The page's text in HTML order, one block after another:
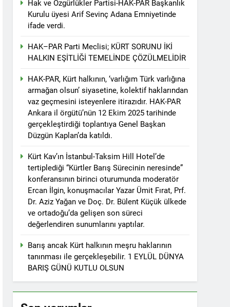
2025’te Hewler’de KDP ALAKAD ile
ASLA VAZ GEÇMEYECEKTİR.’
geçmedi
Kurd li dora polîtîkayên neteweyî
ETRAFINDA KENETLENMELİ
Partisi (PWK)’nin ortaklaşa Van da
MECLİSİ ÜYELERİ İLE GÖRÜŞTÜ
Hak ve Ozgürlükler Partisi-HAK-PAR Başkanlık
Kurulu üyesi Arif Sevinç Adana Emniyetinde
ifade verdi.
HAK–PAR Parti Meclisi; KÜRT SORUNU İKİ
HALKIN EŞİTLİĞİ TEMELİNDE ÇÖZÜLMELİDİR
HAK-PAR, Kürt halkının, ‘varlığım Türk varlığına
armağan olsun’ siyasetine, kolektif haklarından
vaz geçmesini isteyenlere itirazıdır. HAK-PAR
Ankara il örgütü’nün 12 Ekim 2025 tarihinde
gerçekleştirdiği toplantıya Genel Başkan
Düzgün Kaplan’da katıldı.
Kürt Kav’ın İstanbul-Taksim Hill Hotel’de
tertiplediği “Kürtler Barış Sürecinin neresinde”
konferansının birinci oturumunda moderatör
Ercan İlgin, konuşmacılar Yazar Ümit Fırat, Prf.
Dr. Aziz Yağan ve Doç. Dr. Bülent Küçük ülkede
ve ortadoğu’da gelişen son süreci
değerlendiren sunumlarını yaptılar.
Barış ancak Kürt halkının meşru haklarının
tanınması ile gerçekleşebilir. 1 EYLÜL DÜNYA
BARIŞ GÜNÜ KUTLU OLSUN